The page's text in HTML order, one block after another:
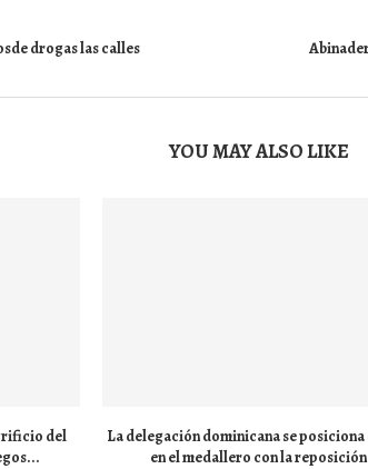
drogas las calles
YOU MAY ALSO LIKE
del
La delegación dominicana se
en el medallero con la reposición